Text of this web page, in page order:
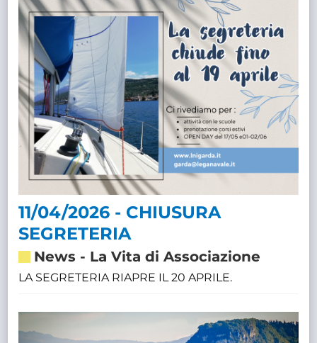
11/04/2026 - CHIUSURA
SEGRETERIA
News - La Vita di Associazione
LA SEGRETERIA RIAPRE IL 20 APRILE.